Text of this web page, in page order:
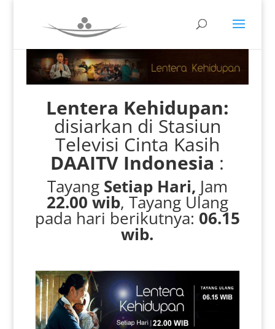
Lentera Kehidupan:
disiarkan di Stasiun
Televisi Cinta Kasih
DAAITV Indonesia :
TayangSetiap Hari, Jam
22.00 wib, Tayang Ulang
pada hari berikutnya: 06.15
wib.